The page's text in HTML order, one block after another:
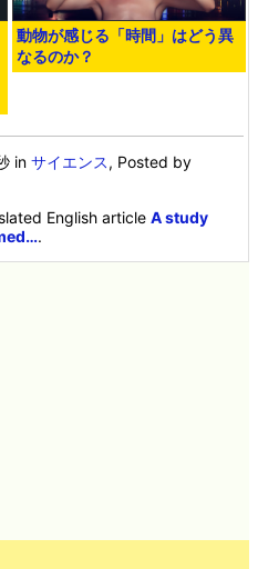
動物が感じる「時間」はどう異
なるのか？
inサイエンス, Posted by
English articleA study
.